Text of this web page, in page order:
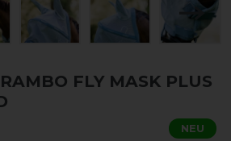
FLY MASK PLUS
NEU